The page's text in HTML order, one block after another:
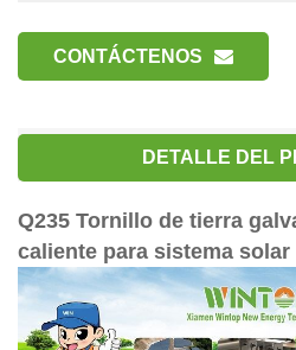
CONTÁCTENOS
DETALLE DEL
Q235 Tornillo de tierra
caliente para sistema solar